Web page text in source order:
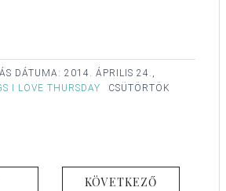
DÁTUMA: 2014. ÁPRILIS 24.,
CSÜTÖRTÖK
I LOVE THURSDAY
KÖVETKEZŐ